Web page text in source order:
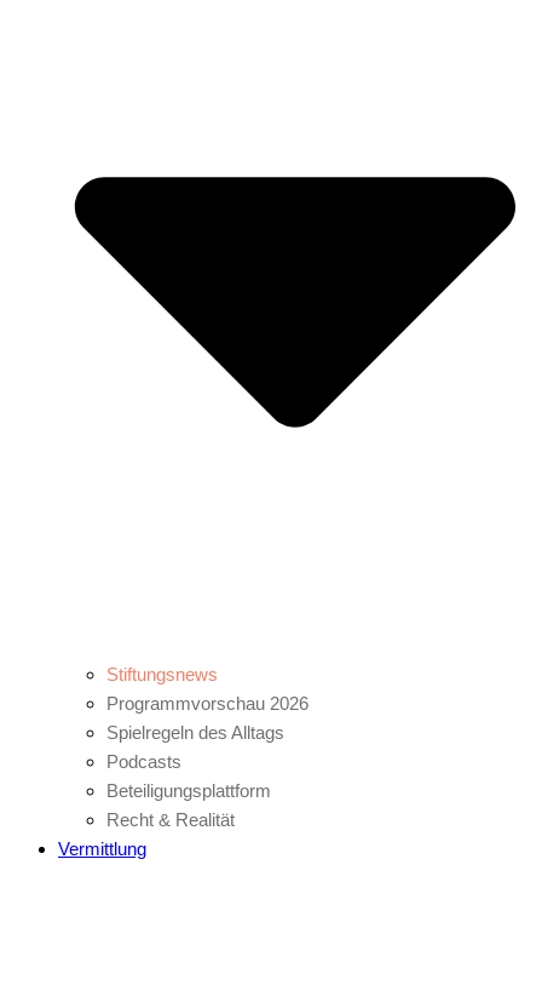
Stiftungsnews
Programmvorschau 2026
Spielregeln des Alltags
Podcasts
Beteiligungsplattform
Recht & Realität
Vermittlung